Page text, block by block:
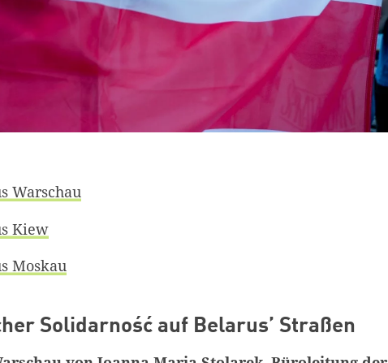
Warschau
Kiew
Moskau
Solidarność auf Belarus’ Straßen